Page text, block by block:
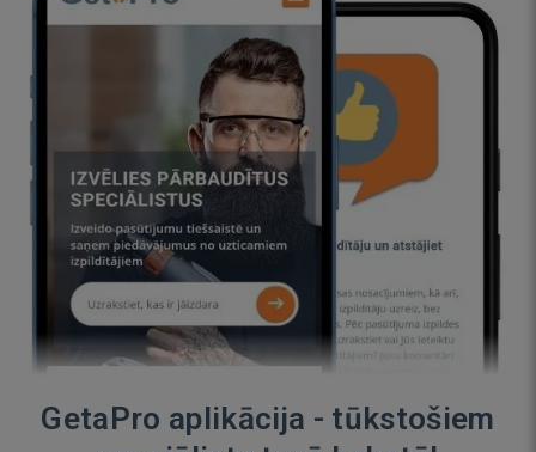
GetaPro aplikācija - tūkstošiem